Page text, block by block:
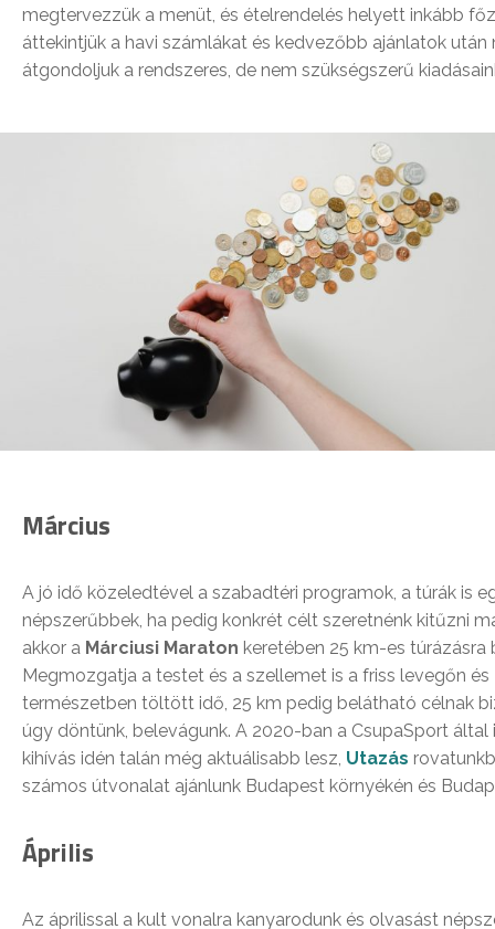
megtervezzük a menüt, és ételrendelés helyett inkább
áttekintjük a havi számlákat és kedvezőbb ajánlatok után
átgondoljuk a rendszeres, de nem szükségszerű
Március
A jó idő közeledtével a szabadtéri programok, a túrák is
népszerűbbek, ha pedig konkrét célt szeretnénk kitűzni
akkor a Márciusi Maraton keretében 25 km-es túrázásra
Megmozgatja a testet és a szellemet is a friss levegőn és
természetben töltött idő, 25 km pedig belátható célnak
úgy döntünk, belevágunk. A 2020-ban a CsupaSport
kihívás idén talán még aktuálisabb lesz, Utazás
számos útvonalat ajánlunk Budapest környékén és
Április
Az áprilissal a kult vonalra kanyarodunk és olvasást